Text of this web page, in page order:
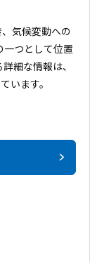
気候変動への
つとして位置
細な情報は、
います。